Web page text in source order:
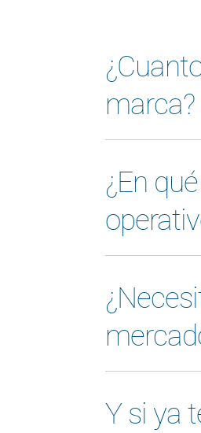
marca?
¿En
Y si ya